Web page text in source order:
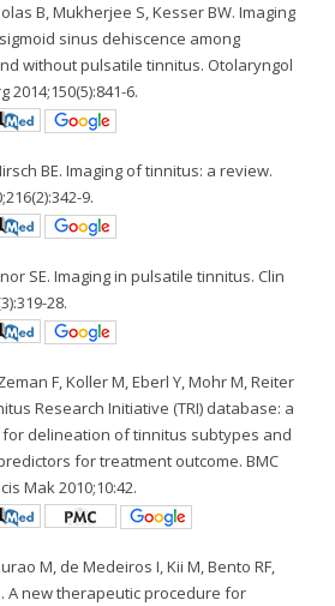
B, Mukherjee S, Kesser BW. Imaging
sinus dehiscence among
without pulsatile tinnitus. Otolaryngol
2014;150(5):841-6.
BE. Imaging of tinnitus: a review.
9.
SE. Imaging in pulsatile tinnitus. Clin
28.
F, Koller M, Eberl Y, Mohr M, Reiter
Research Initiative (TRI) database: a
delineation of tinnitus subtypes and
for treatment outcome. BMC
Mak 2010;10:42.
M, de Medeiros I, Kii M, Bento RF,
A new therapeutic procedure for